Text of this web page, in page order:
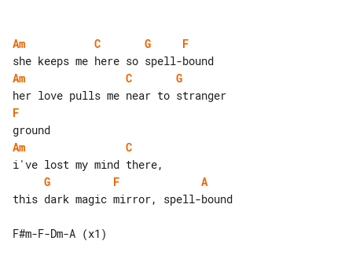
Am C G
F
Am
C
G
F
Am
C
G
F
A
this dark magic mirror, spell-bound
F#m-F-Dm-A (x1)